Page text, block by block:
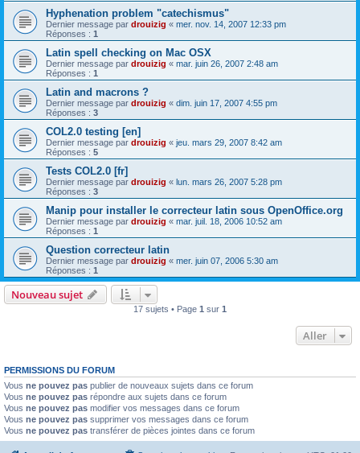
Hyphenation problem "catechismus"
Dernier message par drouizig « mer. nov. 14, 2007 12:33 pm
Réponses : 1
Latin spell checking on Mac OSX
Dernier message par drouizig « mar. juin 26, 2007 2:48 am
Réponses : 1
Latin and macrons ?
Dernier message par drouizig « dim. juin 17, 2007 4:55 pm
Réponses : 3
COL2.0 testing [en]
Dernier message par drouizig « jeu. mars 29, 2007 8:42 am
Réponses : 5
Tests COL2.0 [fr]
Dernier message par drouizig « lun. mars 26, 2007 5:28 pm
Réponses : 3
Manip pour installer le correcteur latin sous OpenOffice.org
Dernier message par drouizig « mar. juil. 18, 2006 10:52 am
Réponses : 1
Question correcteur latin
Dernier message par drouizig « mer. juin 07, 2006 5:30 am
Réponses : 1
Nouveau sujet
17 sujets • Page 1 sur 1
Aller
PERMISSIONS DU FORUM
Vous ne pouvez pas publier de nouveaux sujets dans ce forum
Vous ne pouvez pas répondre aux sujets dans ce forum
Vous ne pouvez pas modifier vos messages dans ce forum
Vous ne pouvez pas supprimer vos messages dans ce forum
Vous ne pouvez pas transférer de pièces jointes dans ce forum